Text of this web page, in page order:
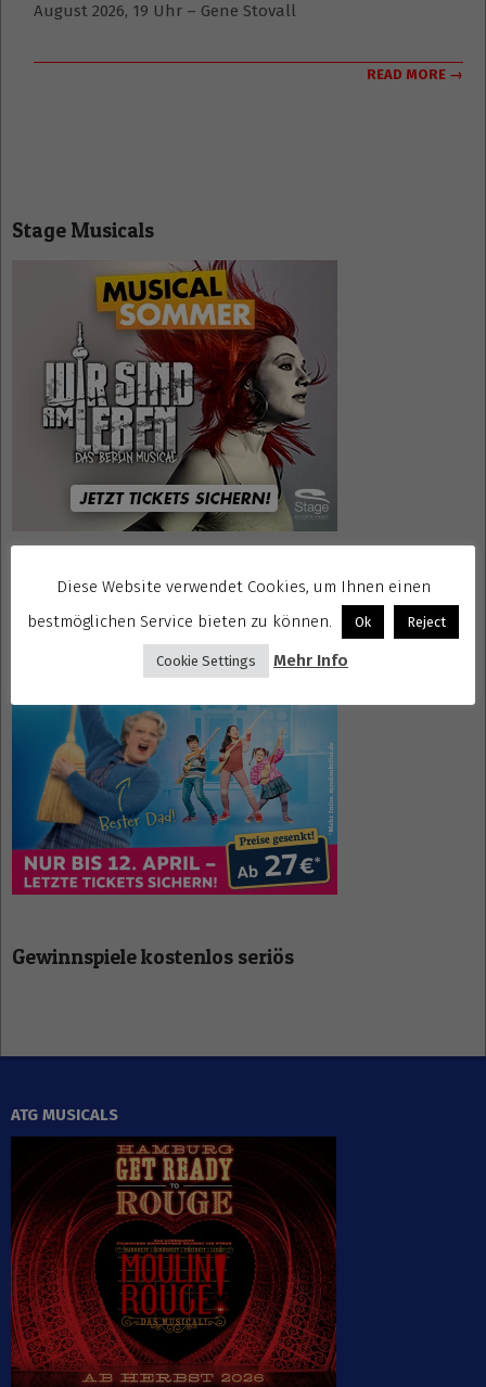
August 2026, 19 Uhr – Gene Stovall
READ MORE →
Stage Musicals
Mrs. Doubtfire Tickets
Gewinnspiele kostenlos seriös
ATG MUSICALS
Diese Website verwendet Cookies, um Ihnen einen
bestmöglichen Service bieten zu können.
Ok Reject
Cookie Settings Mehr Info